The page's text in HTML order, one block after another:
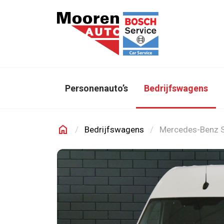
Personenauto’s Bedrijfswagens
home
Mooren Auto
Bedrijfswagens Mercedes-Benz